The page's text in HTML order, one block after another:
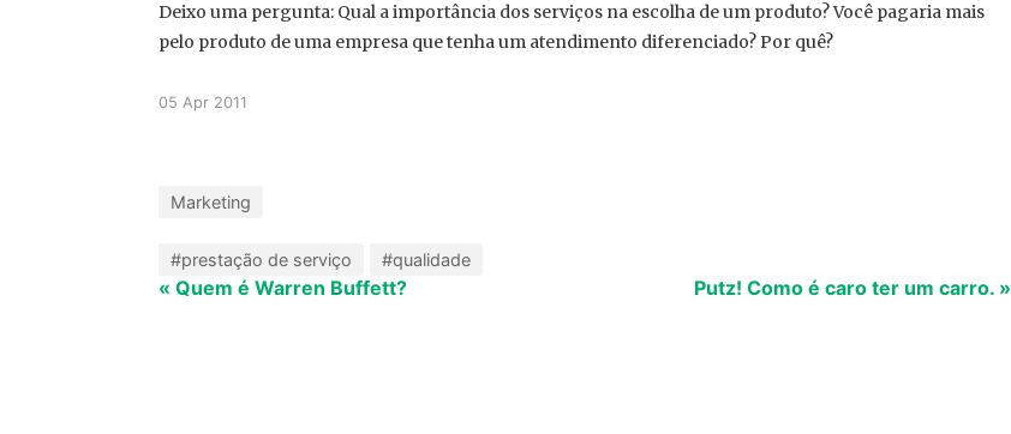
Deixo uma pergunta: Qual a importância dos serviços na escolha de um produto? Você pagaria mais
pelo produto de uma empresa que tenha um atendimento diferenciado? Por quê?
05 Apr 2011
Marketing
#prestação de serviço #qualidade
« Quem é Warren Buffett? Putz! Como é caro ter um carro. »